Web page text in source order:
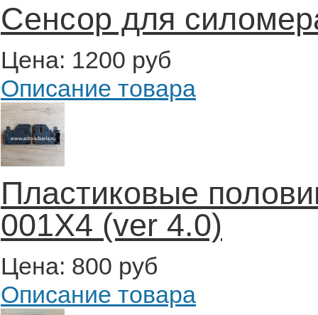
Сенсор для
Цена: 1200 руб
Описание товара
Пластиковые
001X4 (ver 4.0)
Цена: 800 руб
Описание товара